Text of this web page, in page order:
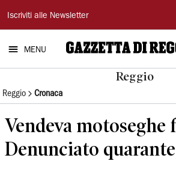
Gazzetta
di
Reggio
Iscriviti alle Newsletter
MENU
Reggio
Reggio Cronaca
Vendeva motoseghe
Denunciato